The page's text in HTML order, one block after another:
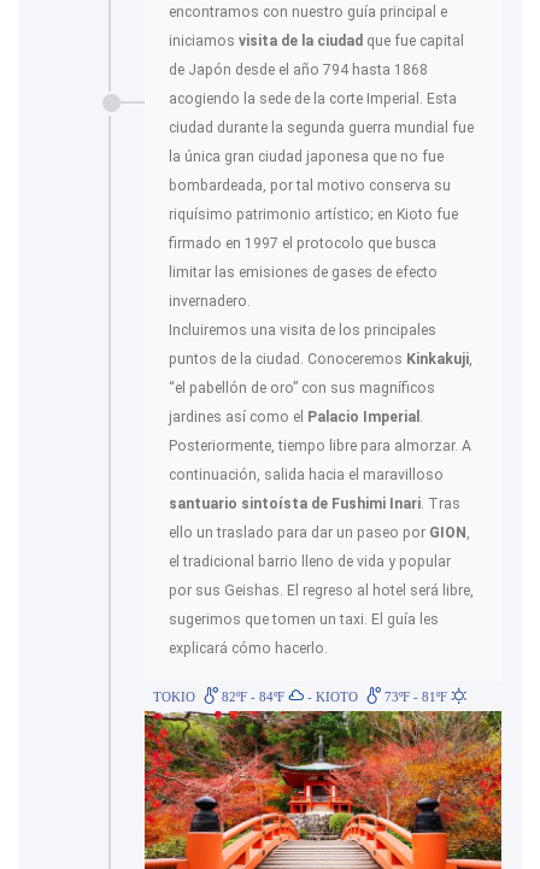
encontramos con nuestro guía principal e
iniciamos visita de la ciudad que fue capital
de Japón desde el año 794 hasta 1868
acogiendo la sede de la corte Imperial. Esta
ciudad durante la segunda guerra mundial fue
la única gran ciudad japonesa que no fue
bombardeada, por tal motivo conserva su
riquísimo patrimonio artístico; en Kioto fue
firmado en 1997 el protocolo que busca
limitar las emisiones de gases de efecto
invernadero.
Incluiremos una visita de los principales
puntos de la ciudad. Conoceremos Kinkakuji
“el pabellón de oro” con sus magníficos
jardines así como el Palacio Imperial
Posteriormente, tiempo libre para almorzar. A
continuación, salida hacia el maravilloso
santuario sintoísta de Fushimi Inari . Tras
ello un traslado para dar un paseo por GION
el tradicional barrio lleno de vida y popular
por sus Geishas. El regreso al hotel será libre,
sugerimos que tomen un taxi. El guía les
explicará cómo hacerlo.
TOKIO 82ºF - 84ºF - KIOTO 73ºF - 81ºF